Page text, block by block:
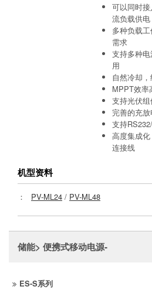
可以同时
流负载供电
多种负载
需求
支持多种
用
自然冷却
MPPT效率
支持光伏
完善的充
支持
高度集成
连接线
机型资料
： PV-ML24 / PV-ML48
储能> 便携式移动电源-
ES-S系列